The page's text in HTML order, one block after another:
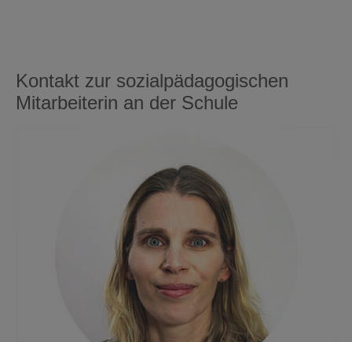
Kontakt zur sozialpädagogischen
Mitarbeiterin an der Schule